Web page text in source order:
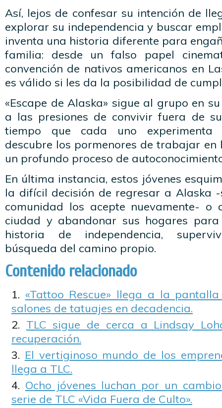
Así, lejos de confesar su intención de
explorar su independencia y buscar
inventa una historia diferente para
familia: desde un falso papel
convención de nativos americanos en
es válido si les da la posibilidad de
«Escape de Alaska» sigue al grupo en
a las presiones de convivir fuera de
tiempo que cada uno experimenta
descubre los pormenores de trabajar
un profundo proceso de
En última instancia, estos jóvenes
la difícil decisión de regresar a Alaska
comunidad los acepte nuevamente- o
ciudad y abandonar sus hogares
historia de independencia,
búsqueda del camino propio.
Contenido relacionado
«Tattoo Rescue» llega a la
salones de tatuajes en decadencia.
TLC sigue de cerca a Lindsay
recuperación.
El vertiginoso mundo de los
llega a TLC.
Ocho jóvenes luchan por un
serie de TLC «Vida Fuera de Culto».